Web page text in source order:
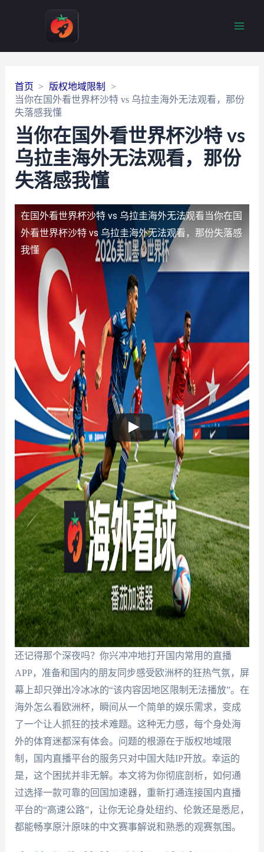
首页
版权地域限制
当你在国外看世界杯沙特 vs 乌拉圭海外无法观看，那份
失落感我懂
当你在国外看世界杯沙特 vs
乌拉圭海外无法观看，那份
失落感我懂
在国外看世界杯沙特 vs 乌拉圭海外无法观看当你在国
外看世界杯沙特 vs 乌拉圭海外无法观看，那份失落感
我懂
还记得那个深夜吗？你兴冲冲地打开国内常用的直播
APP，准备和国内的朋友同步感受欧洲杯的狂热气氛，屏
幕上却只弹出冷冰冰的“该内容因地区限制无法播放”。在
海外怎么看欧洲杯，瞬间从一个简单的娱乐需求，变成
了一个让人抓狂的技术难题。这种无力感，每个身处海
外的体育迷都深有体会。问题的根源在于版权地域限
制，国内直播平台的服务只对中国大陆IP开放。幸运的
是，这个困扰并非无解。本文将为你彻底剖析，如何通
过选择一款可靠的回国加速器，重新打通连接国内直播
平台的“高速公路”，让你无论身处纽约、伦敦还是悉尼，
都能畅享原汁原味的中文赛事解说和熟悉的观赛氛围。